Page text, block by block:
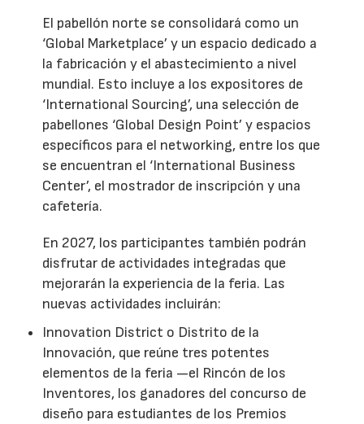
El pabellón norte se consolidará como un
‘Global Marketplace’ y un espacio dedicado a
la fabricación y el abastecimiento a nivel
mundial. Esto incluye a los expositores de
‘International Sourcing’, una selección de
pabellones ‘Global Design Point’ y espacios
específicos para el networking, entre los que
se encuentran el ‘International Business
Center’, el mostrador de inscripción y una
cafetería.
En 2027, los participantes también podrán
disfrutar de actividades integradas que
mejorarán la experiencia de la feria. Las
nuevas actividades incluirán:
Innovation District o Distrito de la
Innovación, que reúne tres potentes
elementos de la feria —el Rincón de los
Inventores, los ganadores del concurso de
diseño para estudiantes de los Premios